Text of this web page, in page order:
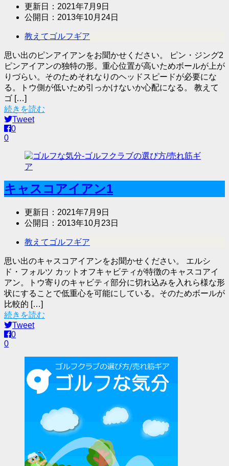
更新日： 2021年7月9日
公開日： 2013年10月24日
教えてゴルフギア
思い出のピンアイアンをお聞かせください。 ピン・ジング2
ピンアイアンの独特の形。重心位置が高いためボールが上が
りづらい。そのためそれなりのヘッドスピードが必要にな
る。トウ側が低いため引っかけないか心配になる。 教えて
ゴ […]
続きを読む
Tweet
0
0
キャスコアイアン1
更新日： 2021年7月9日
公開日： 2013年10月23日
教えてゴルフギア
思い出のキャスコアイアンをお聞かせください。 エルシ
ド・フォルツ カットオフキャビティが特徴のキャスコアイ
アン。トウ寄りのキャビティ部分に切れ込みを入れら様な形
状にすることで低重心を可能にしている。そのためボールが
比較的 […]
続きを読む
Tweet
0
0